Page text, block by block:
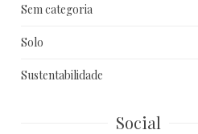
Sem categoria
Solo
Sustentabilidade
Social